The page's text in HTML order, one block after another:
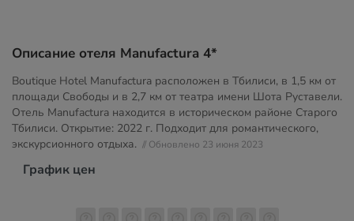
Описание отеля Manufactura 4*
Boutique Hotel Manufactura расположен в Тбилиси, в 1,5 км от
площади Свободы и в 2,7 км от театра имени Шота Руставели.
Отель Manufactura находится в историческом районе Старого
Тбилиси. Открытие: 2022 г. Подходит для романтического,
экскурсионного отдыха. // Обновлено 23 июня 2023
График цен